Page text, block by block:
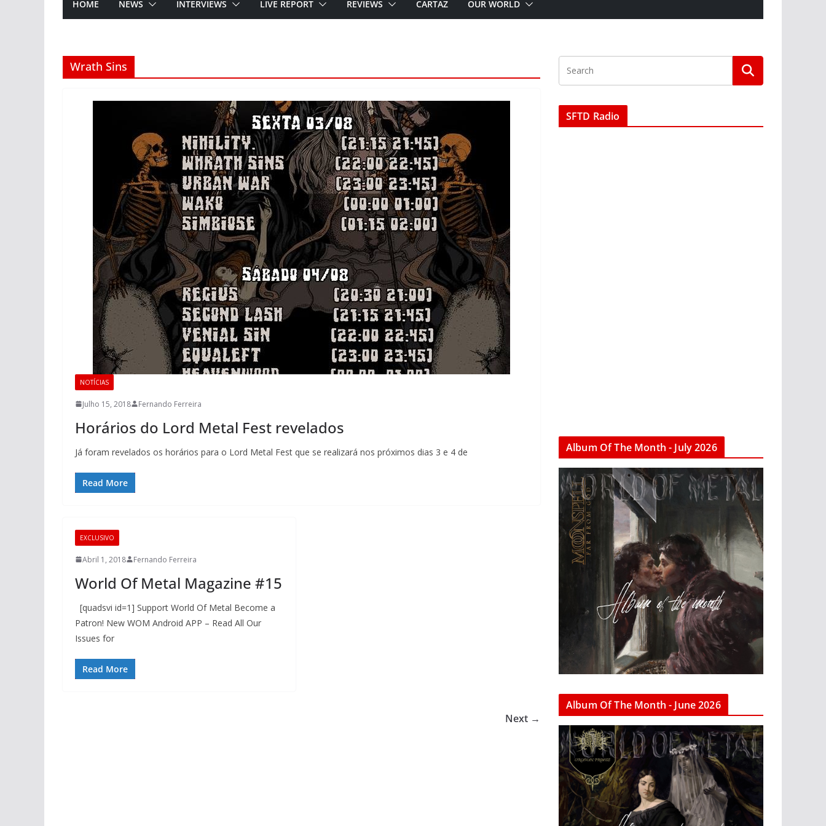
HOME NEWS INTERVIEWS LIVE REPORT REVIEWS CARTAZ OUR WORLD
Wrath Sins
NOTÍCIAS
Julho 15, 2018 Fernando Ferreira
Horários do Lord Metal Fest revelados
Já foram revelados os horários para o Lord Metal Fest que se realizará nos próximos dias 3 e 4 de
Read More
EXCLUSIVO
Abril 1, 2018 Fernando Ferreira
World Of Metal Magazine #15
[quadsvi id=1] Support World Of Metal Become a
Patron! New WOM Android APP – Read All Our
Issues for
Read More
Next →
SFTD Radio
Album Of The Month - July 2026
Album Of The Month - June 2026